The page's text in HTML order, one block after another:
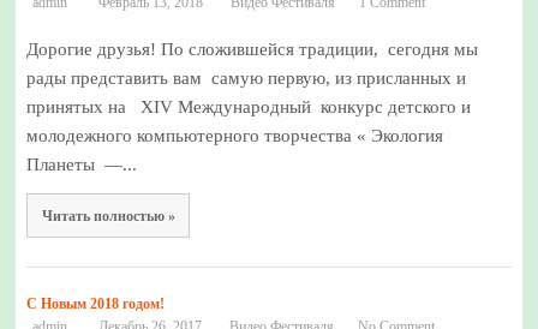
Дорогие друзья! По сложившейся традиции, сегодня мы
рады представить вам самую первую, из присланных и
принятых на XIV Международный конкурс детского и
молодежного компьютерного творчества « Экология
Планеты —...
Читать полностью »
С Новым 2018 годом!